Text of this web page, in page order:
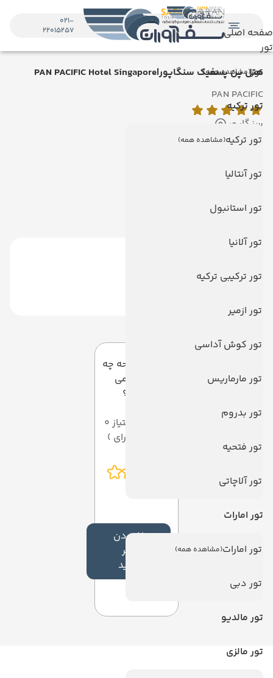
صفحه اصلی
تور
تور(مشاهده همه)
تور ترکیه
تور ترکیه(مشاهده همه)
تور آنتالیا
تور استانبول
تور آلانیا
تور ترکیبی ترکیه
تور ازمیر
تور کوش آداسی
تور مارماریس
تور بدروم
تور فتحیه
تور آلاچاتی
تور امارات
تور امارات(مشاهده همه)
تور دبی
تور مالدیو
تور مالزی
021-
22015257
هتل پن پسفیک سنگاپور|PAN PACIFIC Hotel Singapore
PAN PACIFIC
سنگاپور
امکانات هتل
امکانات هتل
رستوران
به این صفحه چه
امتیازی می
دهید؟
میانگین امتیاز 0
افزودن
نظر
جدید